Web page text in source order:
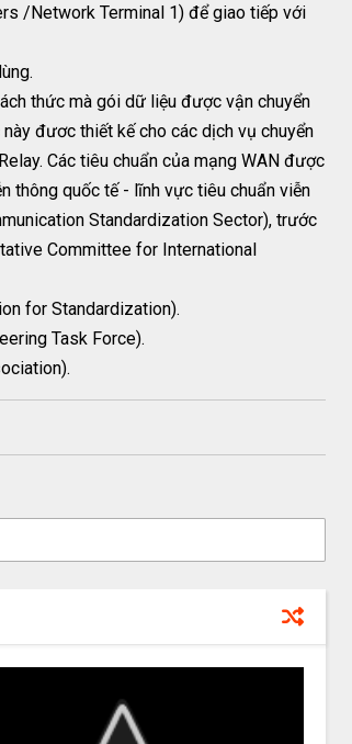
/Network Terminal 1) để giao tiếp với
thức mà gói dữ liệu được vận chuyển
đươc thiết kế cho các dịch vụ chuyển
Các tiêu chuẩn của mạng WAN được
thông quốc tế - lĩnh vực tiêu chuẩn viễn
Standardization Sector), trước
Committee for International
for Standardization).
Task Force).